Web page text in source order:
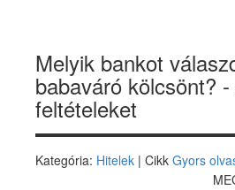
Melyik bankot
babaváró kölcsönt?
feltételeket
Kategória: Hitelek | Cikk Gyors